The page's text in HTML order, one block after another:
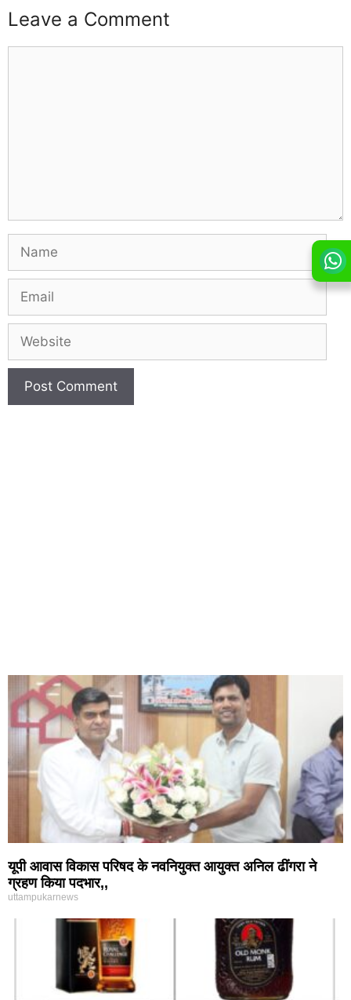
Leave a Comment
यूपी आवास विकास परिषद के नवनियुक्त आयुक्त अनिल ढींगरा ने
ग्रहण किया पदभार,,
uttampukarnews